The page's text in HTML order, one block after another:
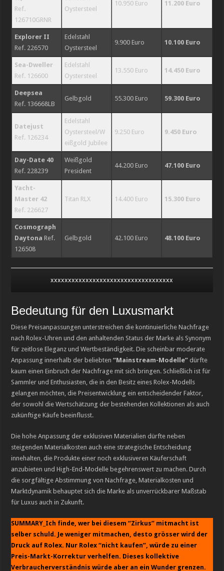
Ref.
126710GRNR
Oystersteel
10.950 Euro 11.200 Euro
Explorer II
Ref. 226570
Edelstahl
Oystersteel
9.900 Euro 10.100 Euro
Sea-Dweller
Ref. 126600
Edelstahl
Oystersteel
13.550 Euro 14.450 Euro
Deepsea
Ref. 136668LB
Gelbgold 55.300 Euro 59.300 Euro
Datejust
Ref. 126234
Edelstahl
Oystersteel/W
eißgold Jubilee
9.250 Euro 9.450 Euro
Day-Date 40
Ref. 228239
Weißgold
President
44.200 Euro 47.100 Euro
Yacht-
Master 42
Ref. 226627
Titan RLX 14.400 Euro 15.300 Euro
Cosmograph
Daytona Ref.
126508
Gelbgold 42.100 Euro 48.100 Euro
xxxxxxxxxxxxxxxxxxxxxxxxxxxxxxxxxxx
Bedeutung für den Luxusmarkt
Diese Preisanpassungen unterstreichen die kontinuierliche Nachfrage
nach Rolex-Uhren und den anhaltenden Status der Marke als Synonym
für zeitlose Eleganz und Wertbeständigkeit. Die scheinbar moderate
Anpassung innerhalb der beliebten“Mainstream-Modelle” dürfte
kaum einen Einbruch der Nachfrage mit sich bringen. Schließlich ist für
Sammler und Enthusiasten, die in den Besitz eines Rolex-Modells
gelangen möchten, die Preisentwicklung ein entscheidender Faktor,
der sowohl die Wertschätzung der bestehenden Kollektionen als auch
zukünftige Käufe beeinflusst.
Die hohe Anpassung der exklusiven Materialien dürfte neben
steigenden Materialkosten auch eine strategische Entscheidung
innehalten, die Produkte einer noch exklusiveren Käuferschaft
anzubieten und High-End-Modelle begehrenswert zu machen. Durch
die sorgfältige Abstimmung von Nachfrage, Materialkosten und
Marktdynamik behauptet sich die Marke als unverrückbarer Maßstab
für Luxus auch in Zukunft.
SUMMARY_Ich finde, wer bei diesem “Zirkus” mitmacht ist
selber schuld. Je weniger mitmachen, desto grösser wird der
Druck auf Rolex. Nur Rolex “nicht kaufen”, würde zu einer
Preis-Markt-Korrektur verhelfen. Dieses kollektive
Verbraucherverständnis würde aber an ein Wunder grenzen.